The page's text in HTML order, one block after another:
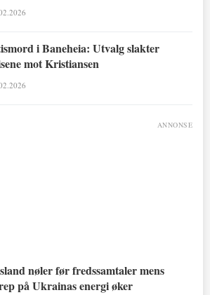
i Baneheia: Utvalg slakter
mot Kristiansen
ANNONSE
nøler før fredssamtaler mens
på Ukrainas energi øker